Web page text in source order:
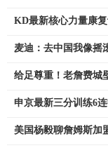
KD最新核心力量康
麦迪：去中国我像摇
给足尊重！老詹费城
申京最新三分训练6
美国杨毅聊詹姆斯加